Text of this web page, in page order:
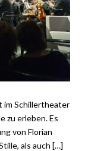
im Schillertheater
zu erleben. Es
von Florian
als auch […]